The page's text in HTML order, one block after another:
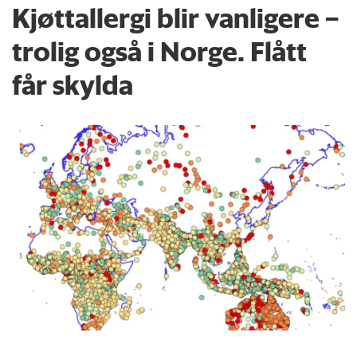
Kjøttallergi blir vanligere –
trolig også i Norge. Flått
får skylda